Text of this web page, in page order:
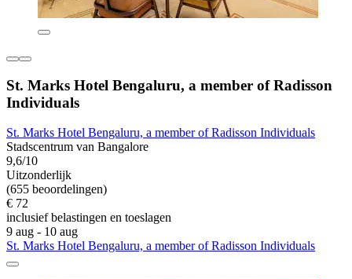
St. Marks Hotel Bengaluru, a member of Radisson
Individuals
St. Marks Hotel Bengaluru, a member of Radisson Individuals
Stadscentrum van Bangalore
9,6/10
Uitzonderlijk
(655 beoordelingen)
€ 72
inclusief belastingen en toeslagen
9 aug - 10 aug
St. Marks Hotel Bengaluru, a member of Radisson Individuals